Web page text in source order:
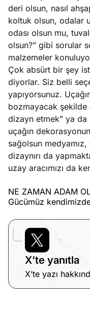
deri olsun, nasıl
koltuk olsun, odalar
odası olsun mu,
olsun?” gibi sorular
malzemeler
Çok absürt bir şey
diyorlar. Siz belli
yapıyorsunuz.
bozmayacak şekilde
dizayn etmek” ya da
uçağın
sağolsun medyamız,
dizaynırı da
uzay aracımızı da
NE ZAMAN ADAM
Gücümüz
X’te yanıtla
X’te yazı